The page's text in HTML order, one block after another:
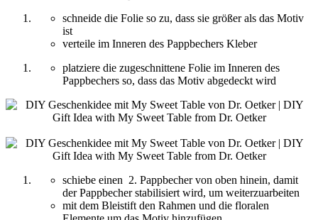
schneide die Folie so zu, dass sie größer als das Motiv
ist
verteile im Inneren des Pappbechers Kleber
platziere die zugeschnittene Folie im Inneren des
Pappbechers so, dass das Motiv abgedeckt wird
schiebe einen 2. Pappbecher von oben hinein, damit
der Pappbecher stabilisiert wird, um weiterzuarbeiten
mit dem Bleistift den Rahmen und die floralen